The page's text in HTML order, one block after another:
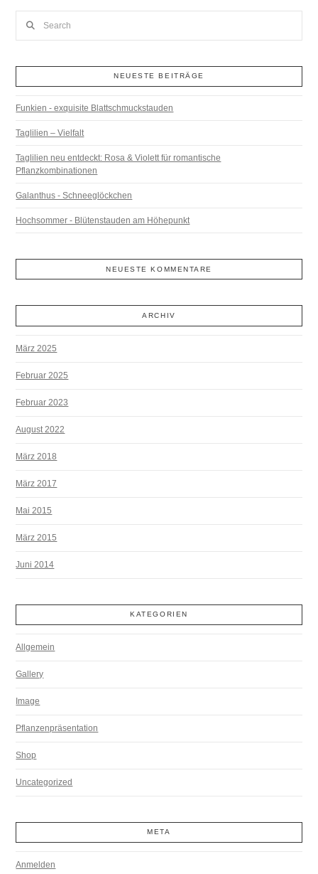
NEUESTE BEITRÄGE
Funkien - exquisite Blattschmuckstauden
Taglilien – Vielfalt
Taglilien neu entdeckt: Rosa & Violett für romantische
Pflanzkombinationen
Galanthus - Schneeglöckchen
Hochsommer - Blütenstauden am Höhepunkt
NEUESTE KOMMENTARE
ARCHIV
März 2025
Februar 2025
Februar 2023
August 2022
März 2018
März 2017
Mai 2015
März 2015
Juni 2014
KATEGORIEN
Allgemein
Gallery
Image
Pflanzenpräsentation
Shop
Uncategorized
META
Anmelden